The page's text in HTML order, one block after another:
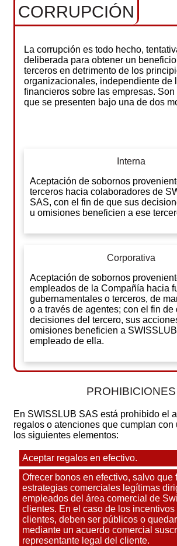
CORRUPCIÓN
La corrupción es todo hecho,
deliberada para obtener un
terceros en detrimento de los
organizacionales, independiente de
financieros sobre las empresas.
que se presenten bajo una de dos
Interna
Aceptación de sobornos
terceros hacia colaboradores de
SAS, con el fin de que sus
u omisiones beneficien a ese
Corporativa
Aceptación de sobornos
empleados de la Compañía hacia
gubernamentales o terceros, de
o a través de agentes; con el fin de
decisiones del tercero, sus
omisiones beneficien a
empleado de ella.
PROHIBICIONES
En SWISSLUB SAS está prohibido el
regalos o atenciones que cumplan con
los siguientes elementos:
Aceptar regalos en efectivo.
Ofrecer bonos en efectivo, salvo que
estrategias comerciales legítimas
empleados del área comercial de
clientes. En el caso de los
clientes, deben ser públicos o
mediante un acuerdo comercial
representante legal del cliente.